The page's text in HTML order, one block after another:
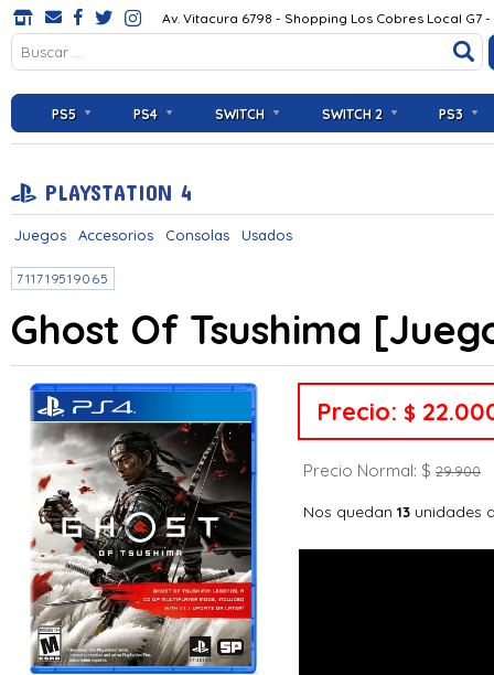
Av. Vitacura 6798 - Shopping Los Cobres Local G7
PS5 PS4 SWITCH SWITCH 2 PS3
PLAYSTATION 4
Juegos Accesorios Consolas Usados
711719519065
Ghost Of Tsushima
Precio: $
Precio Normal: $ 29.900
Nos quedan 13 unidades